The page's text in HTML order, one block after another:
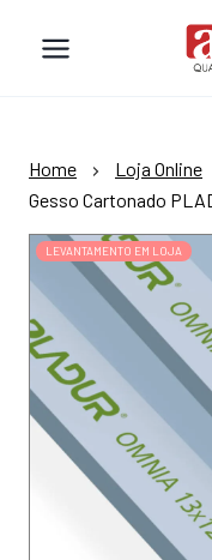
Home Loja Online
Gesso Cartonado
LEVANTAMENTO EM LOJA